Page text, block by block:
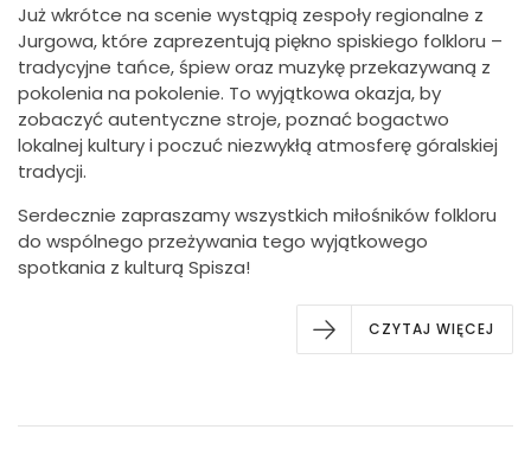
Już wkrótce na scenie wystąpią zespoły regionalne z
Jurgowa, które zaprezentują piękno spiskiego folkloru –
tradycyjne tańce, śpiew oraz muzykę przekazywaną z
pokolenia na pokolenie. To wyjątkowa okazja, by
zobaczyć autentyczne stroje, poznać bogactwo
lokalnej kultury i poczuć niezwykłą atmosferę góralskiej
tradycji.
Serdecznie zapraszamy wszystkich miłośników folkloru
do wspólnego przeżywania tego wyjątkowego
spotkania z kulturą Spisza!
CZYTAJ WIĘCEJ